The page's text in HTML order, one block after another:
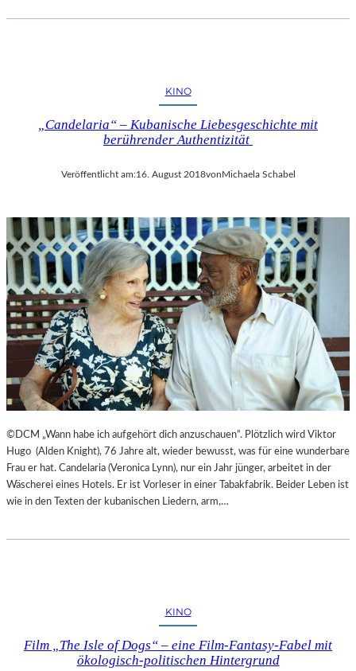
KINO
„Candelaria“ – Kubanische Liebesgeschichte mit
berührender Authentizität
Veröffentlicht am:16. August 2018vonMichaela Schabel
©DCM „Wann habe ich aufgehört dich anzuschauen“. Plötzlich wird Viktor
Hugo (Alden Knight), 76 Jahre alt, wieder bewusst, was für eine wunderbare
Frau er hat. Candelaria (Veronica Lynn), nur ein Jahr jünger, arbeitet in der
Wäscherei eines Hotels. Er ist Vorleser in einer Tabakfabrik. Beider Leben ist
wie in den Texten der kubanischen Liedern, arm,…
KINO
Film „The Isle of Dogs“ – eine Film-Fantasy-Fabel mit
ökologisch-politischen Hintergrund